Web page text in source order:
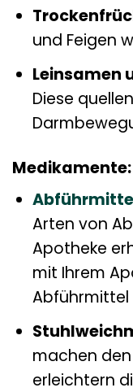
und Feigen
Leinsamen
Diese
Medikamente:
Arten von
Apotheke
mit Ihrem
Abführmittel
machen
erleichtern